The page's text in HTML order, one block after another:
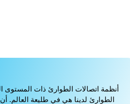
أنظمة اتصالات الطوارئ ذات المستوى
الطوارئ لدينا هي في طليعة العالم.